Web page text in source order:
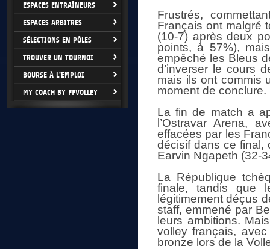
ESPACES ENTRAÎNEURS
ESPACES ARBITRES
SÉLECTIONS EN PÔLES
TROUVER UN TOURNOI
BOURSE À L'EMPLOI
MY COACH BY FFVOLLEY
Frustrés,
Français ont malgré
(10-7) après deux
points, à 57%),
empêché les Bleus
d’inverser le cours
mais ils ont commis
moment de conclure.
La fin de match a
l’Ostravar Arena,
effacées par les
décisif dans ce final,
Earvin Ngapeth (32-
La République
finale, tandis que
légitimement déçus
staff, emmené par
leurs ambitions.
volley français,
bronze lors de la